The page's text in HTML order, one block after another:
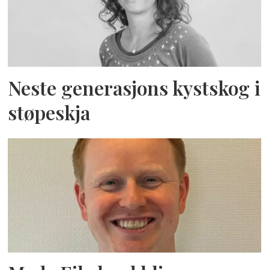
Neste generasjons kystskog i
støpeskja